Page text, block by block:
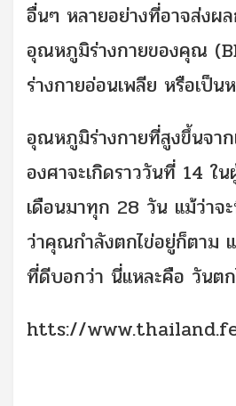
อื่นๆ หลายอย่างที่อาจส่งผ
อุณหภูมิร่างกายของคุณ
ร่างกายอ่อนเพลีย หรือเป็น
อุณหภูมิร่างกายที่สูงขึ้นจา
องศาจะเกิดราววันที่ 14 ใ
เดือนมาทุก 28 วัน แม้ว่าจ
ว่าคุณกำลังตกไข่อยู่ก็ตา
ที่ดีบอกว่า นี่แหละคือ วันต
htts://